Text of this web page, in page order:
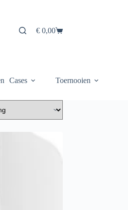
Winkelwagen
€0,00
Cases Toernooien